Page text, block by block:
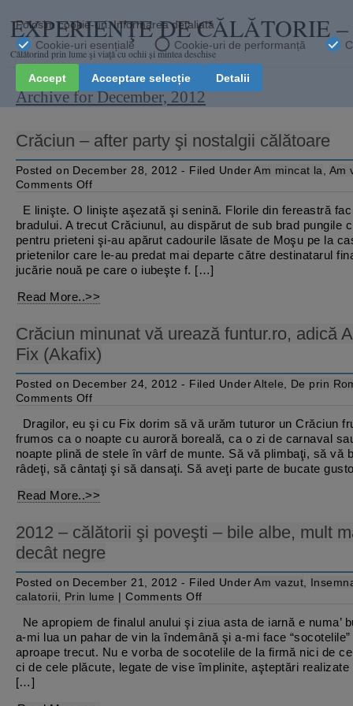
EXPERIENŢE DE CĂLĂTORIE
Călătorind prin lume şi viaţă cu ochii și mintea deschise
Archive for December, 2012
Crăciun – after party şi nostalgii călătoare
Posted on December 28, 2012 - Filed UnderAm mincat la
Am
Comments Offon
–
after
party
şi
nostalgii
călătoare
E linişte. O linişte aşezată şi senină. Florile din fereastră
bradului. A trecut Crăciunul, au dispărut de sub brad pungile
pentru prieteni şi-au apărut cadourile lăsate de Moşu pe la
prietenilor care le-au predat mai departe către destinatarul
jucărie nouă pe care o iubeşte f. […]
Read More..>>
Crăciun minunat vă urează funtur.ro, adică
Fix (Akafix)
Posted on December 24, 2012 - Filed UnderAltele
De prin
Comments Offon
minunat
vă
urează
funtur.ro,
Anca
Fix
(Akafix)
Dragilor, eu şi cu Fix dorim să vă urăm tuturor un Crăciun
frumos ca o noapte cu auroră boreală, ca o zi de carnaval
noapte plină de stele în vârf de munte. Să vă plimbaţi, să vă
râdeţi, să cântaţi şi să dansaţi. Să aveţi parte de bucate
Read More..>>
2012 – călătorii şi poveşti – bile albe, mult
decât negre
Posted on December 21, 2012 - Filed UnderAm vazut
calatorii
Prin lume |Comments Offon
–
călătorii
şi
poveşti
bile
Ne apropiem de finalul anului şi ziua asta de iarnă e numa’
a-mi lua un pahar de vin la îndemână şi a-mi face
aproape trecut. Nu e vorba de socotelile de la firmă nici de
ci de cele plăcute, legate de vise împlinite, aşteptări realizate
[…]